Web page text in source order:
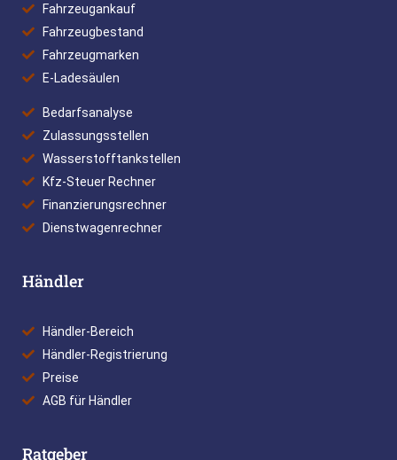
Fahrzeugankauf
Fahrzeugbestand
Fahrzeugmarken
E-Ladesäulen
Bedarfsanalyse
Zulassungsstellen
Wasserstofftankstellen
Kfz-Steuer Rechner
Finanzierungsrechner
Dienstwagenrechner
Händler
Händler-Bereich
Händler-Registrierung
Preise
AGB für Händler
Ratgeber